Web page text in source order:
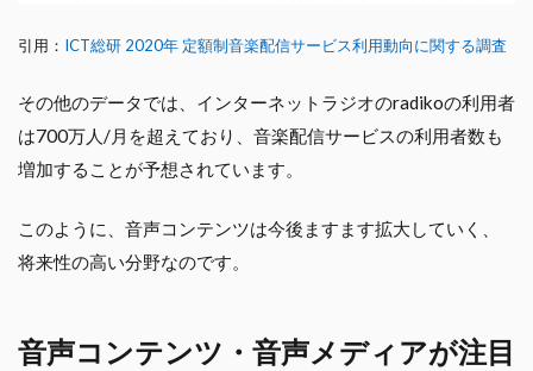
引用： ICT総研 2020年 定額制音楽配信サービス利用動向に関する調査
その他のデータでは、インターネットラジオのradikoの利用者
は700万人/月を超えており、音楽配信サービスの利用者数も
増加することが予想されています。
このように、音声コンテンツは今後ますます拡大していく、
将来性の高い分野なのです。
音声コンテンツ・音声メディアが注目